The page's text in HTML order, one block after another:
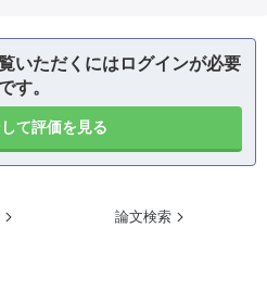
いただくにはログインが必要
す。
て評価を見る
論文検索